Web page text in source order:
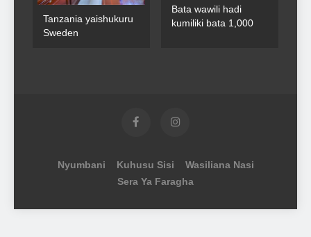
Tanzania yaishukuru
Sweden
Bata wawili hadi
kumiliki bata 1,000
Nyumbani Kuhusu Sisi
Wasiliana Nasi
Sera Ya Faragha